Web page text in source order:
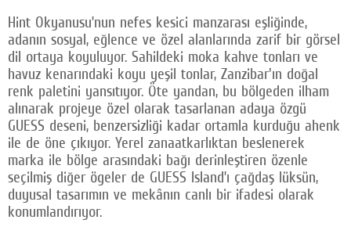
Hint Okyanusu’nun nefes kesici manzarası eşliğinde,
adanın sosyal, eğlence ve özel alanlarında zarif bir görsel
dil ortaya koyuluyor. Sahildeki moka kahve tonları ve
havuz kenarındaki koyu yeşil tonlar, Zanzibar'ın doğal
renk paletini yansıtıyor. Öte yandan, bu bölgeden ilham
alınarak projeye özel olarak tasarlanan adaya özgü
GUESS deseni, benzersizliği kadar ortamla kurduğu ahenk
ile de öne çıkıyor. Yerel zanaatkarlıktan beslenerek
marka ile bölge arasındaki bağı derinleştiren özenle
seçilmiş diğer ögeler de GUESS Island’ı çağdaş lüksün,
duyusal tasarımın ve mekânın canlı bir ifadesi olarak
konumlandırıyor.